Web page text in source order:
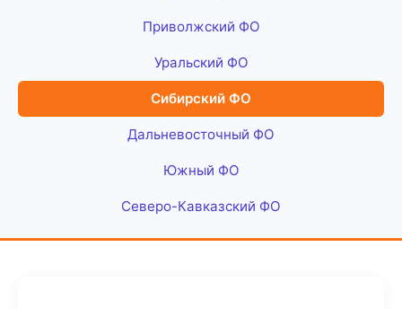
Приволжский ФО
Уральский ФО
Сибирский ФО
Дальневосточный ФО
Южный ФО
Северо-Кавказский ФО